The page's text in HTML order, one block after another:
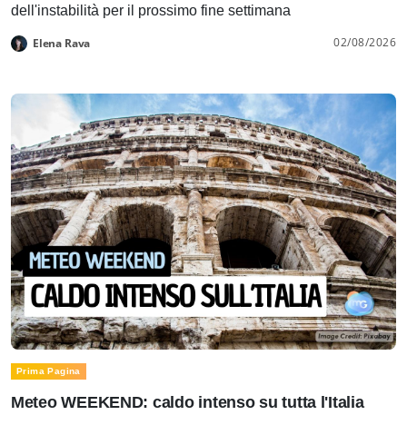
dell'instabilità per il prossimo fine settimana
Elena Rava 02/08/2026
Prima Pagina
Meteo WEEKEND: caldo intenso su tutta l'Italia